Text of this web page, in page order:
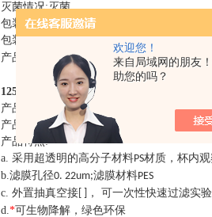
欢迎您！
来自局域网的朋友
助您的吗？
灭菌情况:灭菌
包装类型:单个包装
包装数量: 12个 箱
产品描述
滤膜孔径 0. 22um，滤膜材料PES
125ml 过滤装置说明
产品名称
无菌过滤装置
产品材质 : PS
产品特点:
a. 采用超透明的高分子材料PS材质，杯内
b.滤膜孔径0. 22um;滤膜材料PES
c. 外置抽真空接
， 可一次性快速过滤实
d.*可生物降解，绿色环保